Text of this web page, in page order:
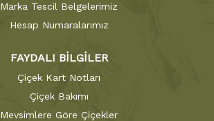
Marka Tescil Belgelerimiz
Hesap Numaralarımız
FAYDALI BİLGİLER
Çiçek Kart Notları
Çiçek Bakımı
Mevsimlere Göre Çiçekler